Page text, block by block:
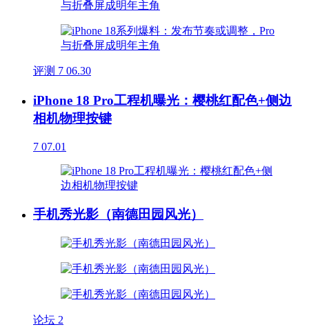
评测 7 06.30
iPhone 18 Pro工程机曝光：樱桃红配色+侧边
相机物理按键
7 07.01
手机秀光影（南德田园风光）
论坛 2